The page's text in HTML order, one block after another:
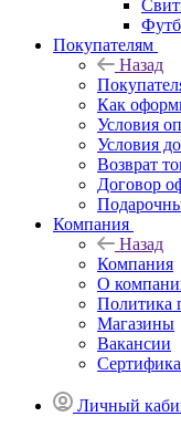
Покупателям
Назад
Как
Условия
Условия
Возврат
Договор
Компания
Назад
Компания
О
Политика
Магазины
Вакансии
Личный